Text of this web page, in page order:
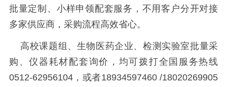
批量定制、小样申领配套服务，不用客户分开对接
多家供应商，采购流程高效省心。
高校课题组、生物医药企业、检测实验室批量采
购、仪器耗材配套询价，均可拨打全国服务热线
0512-62956104，或者18934597460 /18020269905